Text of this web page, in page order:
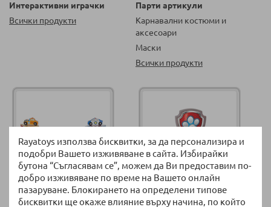
Rayatoys използва бисквитки, за да персонализира и
подобри Вашето изживяване в сайта. Избирайки
бутона “Съгласявам се”, можем да Ви предоставим по-
добро изживяване по време на Вашето онлайн
пазаруване. Блокирането на определени типове
бисквитки ще окаже влияние върху начина, по който
Интерактивни играчки
Всички продукти
Парти артикули
Карнавални костюми и
аксесоари
Маски
Всички продукти
Превозни средства
Фигури, герои и животни